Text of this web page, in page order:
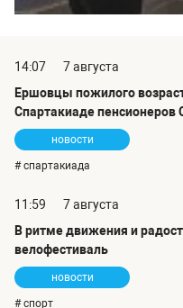
14:07
7 августа
Ершовцы пожилого
Спартакиаде пенсионеров
новости
# спартакиада
11:59
7 августа
В ритме движения и
велофестиваль
новости
# спорт